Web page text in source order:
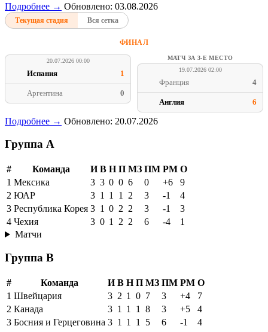
Подробнее → Обновлено: 03.08.2026
Текущая стадия Вся сетка
ФИНАЛ
20.07.2026 00:00
Испания 1
Аргентина 0
МАТЧ ЗА 3-Е МЕСТО
19.07.2026 02:00
Франция 4
Англия 6
Подробнее → Обновлено: 20.07.2026
Группа A
# Команда И В Н П МЗ ПМ РМ О
1 Мексика 3 3 0 0 6 0 +6
9
2 ЮАР 3 1 1 1 2 3 -1
4
3 Республика Корея 3 1 0 2 2 3 -1
3
4 Чехия 3 0 1 2 2 6 -4
1
Матчи
Группа B
# Команда И В Н П МЗ ПМ РМ О
1 Швейцария 3 2 1 0 7 3 +4
7
2 Канада 3 1 1 1 8 3 +5
4
3 Босния и Герцеговина 3 1 1 1 5 6 -1
4